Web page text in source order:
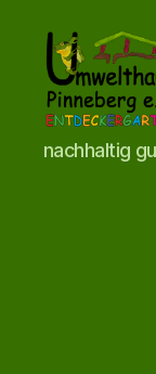
Umwelthaus
Pinneberg
nachhaltig